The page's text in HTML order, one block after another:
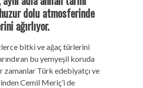
dolu atmosferinde
ağırlıyor.
bitki ve ağaç türlerini
bu yemyeşil koruda
zamanlar Türk edebiyatçı ve
Cemil Meriç’i de